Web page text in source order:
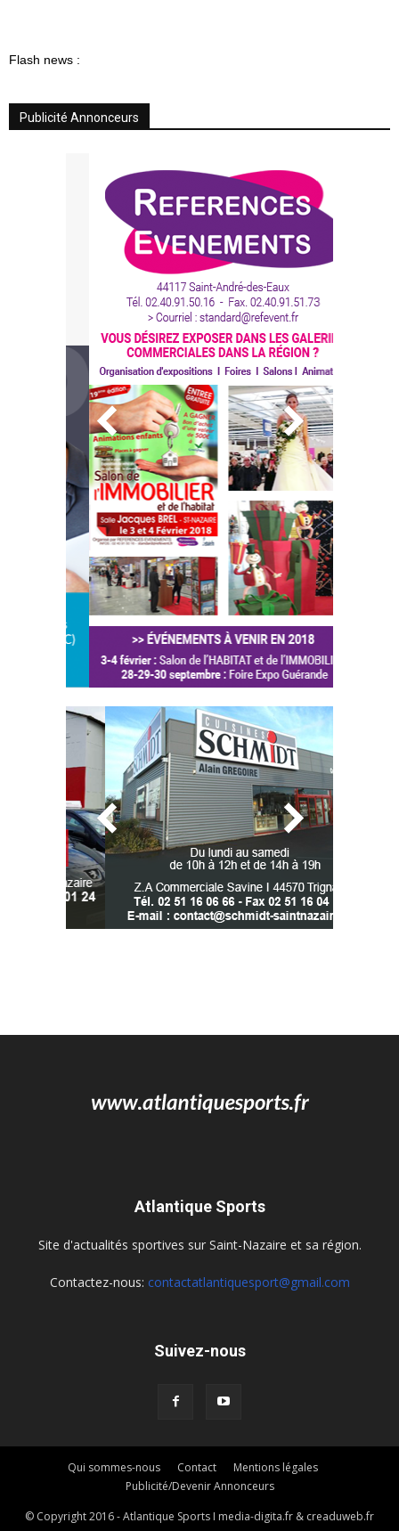
Flash news :
Publicité Annonceurs
Atlantique Sports
Site d'actualités sportives sur Saint-Nazaire et sa région.
Contactez-nous: contactatlantiquesport@gmail.com
Suivez-nous
Qui sommes-nous Contact
Mentions légales
Publicité/Devenir Annonceurs
© Copyright 2016 - Atlantique Sports I media-digita.fr & creaduweb.fr